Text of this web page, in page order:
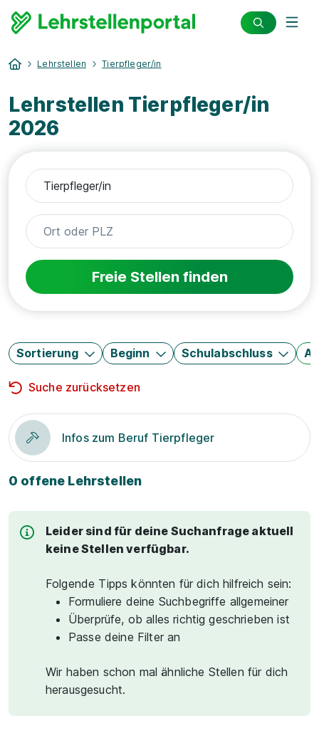
Lehrstellen Tierpfleger/in
Lehrstellen Tierpfleger/in
2026
Freie Stellen finden
Sortierung Beginn Schulabschluss
Suche zurücksetzen
Infos zum Beruf Tierpfleger
0 offene Lehrstellen
Leider sind für deine Suchanfrage aktuell
keine Stellen verfügbar.
Folgende Tipps könnten für dich hilfreich sein:
Formuliere deine Suchbegriffe allgemeiner
Überprüfe, ob alles richtig geschrieben ist
Passe deine Filter an
Wir haben schon mal ähnliche Stellen für dich
herausgesucht.